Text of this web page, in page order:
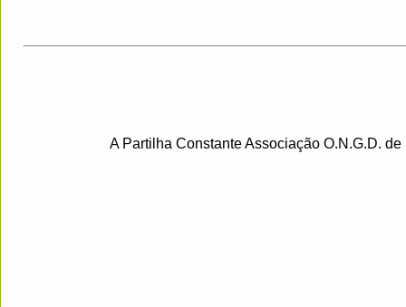
A Partilha Constante Associação O.N.G.D.